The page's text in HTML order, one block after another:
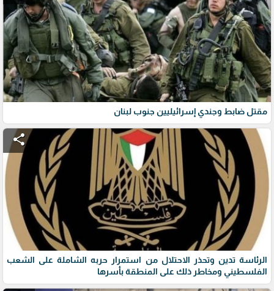
مقتل ضابط وجندي إسرائيليين جنوب لبنان
share
الرئاسة تدين وتحذر الاحتلال من استمرار حربه الشاملة على الشعب
الفلسطيني ومخاطر ذلك على المنطقة بأسرها